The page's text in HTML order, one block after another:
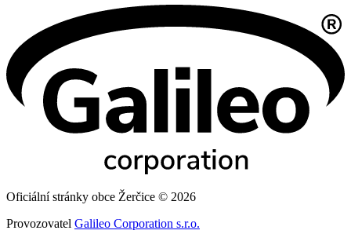
Oficiální stránky obce Žerčice © 2026
Provozovatel Galileo Corporation s.r.o.